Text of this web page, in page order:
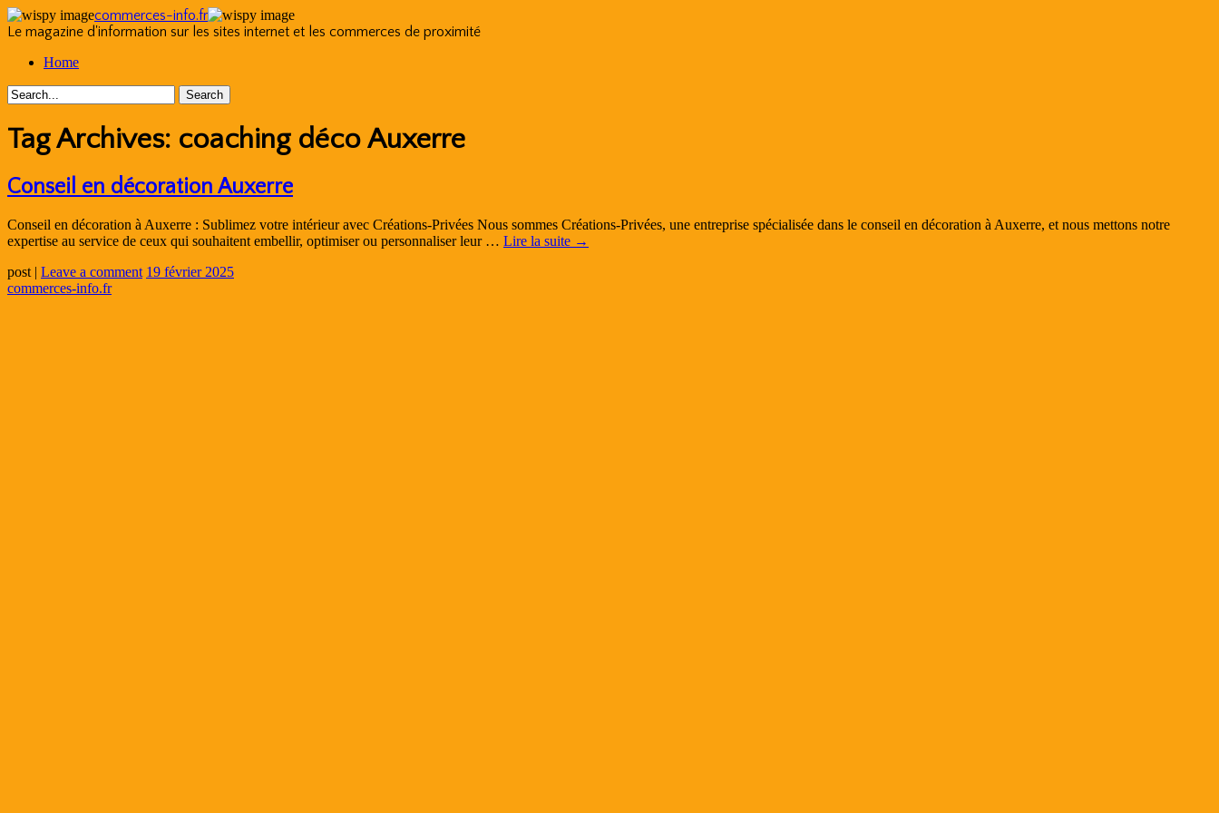
commerces-info.fr
Le magazine d'information sur les sites internet et les commerces de proximité
Skip
content
Home
Tag Archives: coaching déco Auxerre
Conseil en décoration Auxerre
Conseil en décoration à Auxerre : Sublimez votre intérieur avec Créations-Privées Nous sommes Créations-Privées, une entreprise spécialisée dans le conseil en décoration à Auxerre, et nous mettons notre
expertise au service de ceux qui souhaitent embellir, optimiser ou personnaliser leur … Lire la suite →
post | Leave a comment 19 février 2025
commerces-info.fr